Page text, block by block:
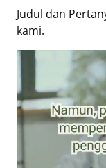
Judul dan
kami.
Eduaksi
Info
Network
Republika